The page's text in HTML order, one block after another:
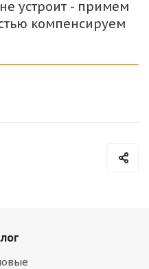
устроит - примем
компенсируем